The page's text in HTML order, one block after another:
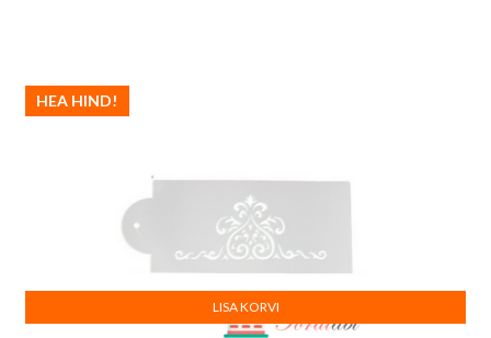
HEA HIND!
LISA KORVI